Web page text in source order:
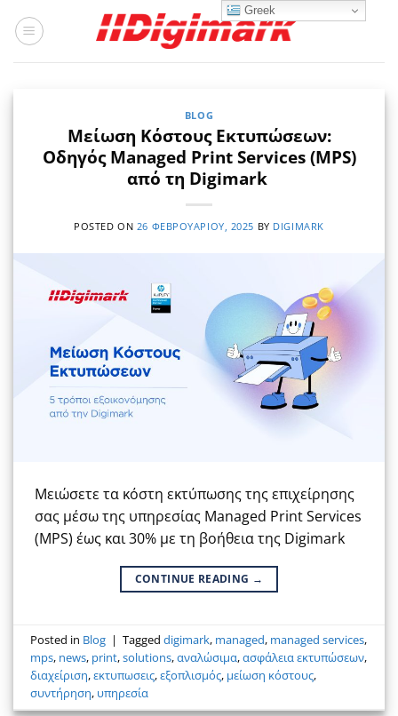
στο
BLOG
Μείωση Κόστους Εκτυπώσεων:
Οδηγός Managed Print Services (MPS)
από τη Digimark
POSTED ON 26 ΦΕΒΡΟΥΑΡΊΟΥ, 2025 BY DIGIMARK
Μειώσετε τα κόστη εκτύπωσης της επιχείρησης
σας μέσω της υπηρεσίας Managed Print Services
(MPS) έως και 30% με τη βοήθεια της Digimark
CONTINUE READING →
Posted in Blog | Taggeddigimark, managed, managed services,
mps, news, print,solutions,αναλώσιμα,ασφάλεια εκτυπώσεων,
διαχείριση,εκτυπωσεις,εξοπλισμός, μείωση κόστους,
συντήρηση, υπηρεσία
Greek